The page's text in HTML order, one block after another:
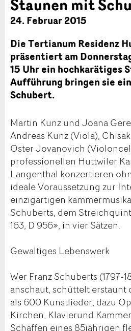
Staunen mit
24. Februar 2015
Die Tertianum Residenz
präsentiert am
15 Uhr ein hochkarätiges
Aufführung bringen sie
Schubert.
Martin Kunz und Joana
Andreas Kunz (Viola),
Oster Jovanovich
professionellen Huttwiler
Langenthal konzertieren
ideale Voraussetzung zur
einzigartigen
Schuberts, dem
163, D 956», in vier Sätzen.
Gewaltiges Lebenswerk
Wer Franz Schuberts (1797-
anschaut, schüttelt erstaunt
als 600 Kunstlieder, dazu
Kirchen, Klavierund
Schaffen eines 85jährigen